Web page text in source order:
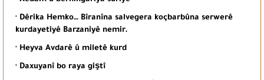
· Dêrika Hemko… Bîranîna salvegera koçbarbûna serwerê
kurdayetiyê Barzaniyê nemir.
· Heyva Avdarê û miletê kurd
· Daxuyanî bo raya giştî